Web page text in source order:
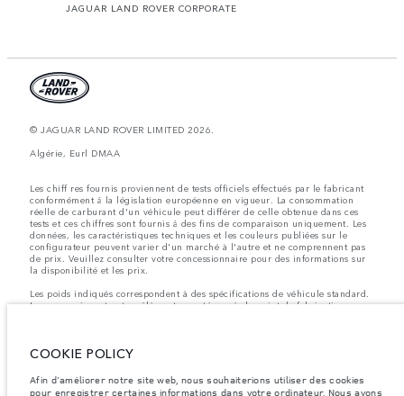
JAGUAR LAND ROVER CORPORATE
© JAGUAR LAND ROVER LIMITED 2026.
Algérie, Eurl DMAA
Les chiff res fournis proviennent de tests officiels effectués par le fabricant
conformément å la législation européenne en vigueur. La consommation
réelle de carburant d'un véhicule peut différer de celle obtenue dans ces
tests et ces chiffres sont fournis å des fins de comparaison uniquement. Les
données, les caractéristiques techniques et les couleurs publiées sur le
configurateur peuvent varier d'un marché à l'autre et ne comprennent pas
de prix. Veuillez consulter votre concessionnaire pour des informations sur
la disponibilité et les prix.
Les poids indiqués correspondent à des spécifications de véhicule standard.
Les accessoires et autres éléments montés après le point de fabrication
et des carburants.
Remarque importante sur les images et les spécifications.
La pénurie
mondiale de semi-conducteurs affecte actuellement les spécifications de
COOKIE POLICY
Afin d'améliorer notre site web, nous souhaiterions utiliser des cookies
pour enregistrer certaines informations dans votre ordinateur. Nous avons